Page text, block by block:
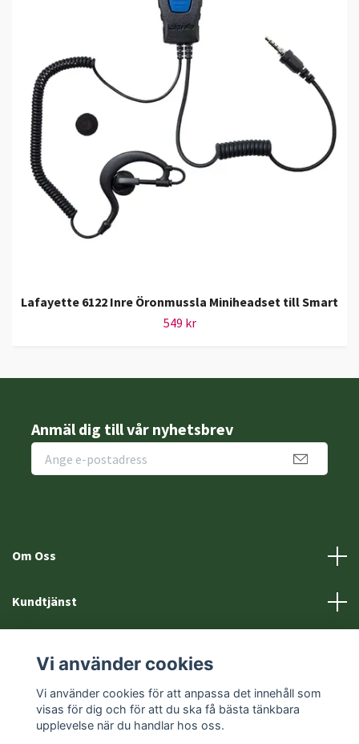
Lafayette 6122 Inre Öronmussla Miniheadset till Smart
549 kr
Anmäl dig till vår nyhetsbrev
Om Oss
Kundtjänst
Sociala medier
Vi använder cookies
Vi använder cookies för att anpassa det innehåll som
visas för dig och för att du ska få bästa tänkbara
upplevelse när du handlar hos oss.